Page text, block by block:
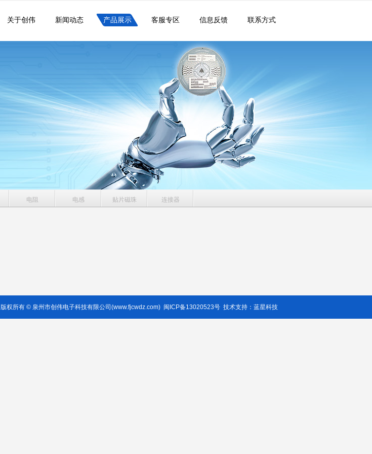
关于创伟 新闻动态 产品展示 客服专区 信息反馈 联系方式
电阻 电感 贴片磁珠 连接器
版权所有 © 泉州市创伟电子科技有限公司(www.fjcwdz.com) 闽ICP备13020523号 技术支持： 蓝星科技